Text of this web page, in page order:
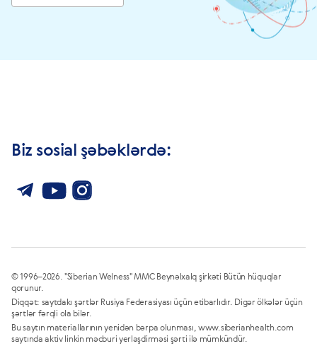
Biz sosial şəbəklərdə:
© 1996–2026. "Siberian Welness" MMC Beynəlxalq şirkəti Bütün hüquqlar
qorunur.
Diqqət: saytdakı şərtlər Rusiya Federasiyası üçün etibarlıdır. Digər ölkələr üçün
şərtlər fərqli ola bilər.
Bu saytın materiallarının yenidən bərpa olunması, www.siberianhealth.com
saytında aktiv linkin məcburi yerləşdirməsi şərti ilə mümkündür.